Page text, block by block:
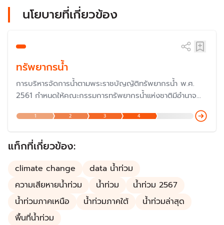
นโยบายที่เกี่ยวข้อง
ทรัพยากรน้ำ
การบริหารจัดการน้ำตามพระราชบัญญัติทรัพยากรน้ำ พ.ศ.
2561 กำหนดให้คณะกรรมการทรัพยากรน้ำแห่งชาติมีอำนาจ
หน้าที่จัดทำนโยบายและแผนแม่บทเกี่ยวกับการบริหารทรัพยากร
น้ำในระยะ 20 ปี
1 2 3 4
แท็กที่เกี่ยวข้อง:
climate change
data น้ำท่วม
ความเสียหายน้ำท่วม
น้ำท่วม
น้ำท่วม 2567
น้ำท่วมภาคเหนือ
น้ำท่วมภาคใต้
น้ำท่วมล่าสุด
พื้นที่น้ำท่วม